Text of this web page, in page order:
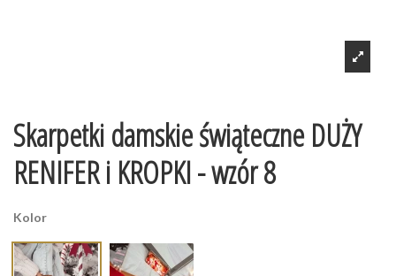
Skarpetki damskie świąteczne DUŻY
RENIFER i KROPKI - wzór 8
Kolor